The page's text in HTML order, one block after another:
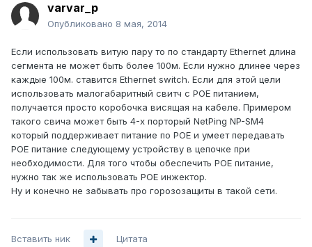
varvar_p
Опубликовано 8 мая, 2014
Если использовать витую пару то по стандарту Ethernet длина
сегмента не может быть более 100м. Если нужно длинее через
каждые 100м. ставится Ethernet switch. Если для этой цели
использовать малогабаритный свитч с POE питанием,
получается просто коробочка висящая на кабеле. Примером
такого свича может быть 4-х порторый NetPing NP-SM4
который поддерживает питание по POE и умеет передавать
POE питание следующему устройству в цепочке при
необходимости. Для того чтобы обеспечить POE питание,
нужно так же использовать POE инжектор.
Ну и конечно не забывать про горозозащиты в такой сети.
Вставить ник Цитата